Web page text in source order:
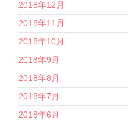
2018年12月
2018年11月
2018年10月
2018年9月
2018年8月
2018年7月
2018年6月